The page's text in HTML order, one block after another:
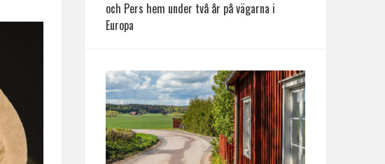
och Pers hem under två år på vägarna i
Europa